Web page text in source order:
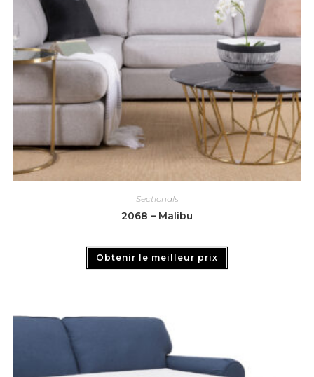
Sectionals
2068 – Malibu
Obtenir le meilleur prix